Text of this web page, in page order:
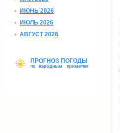
ИЮНЬ 2026
ИЮЛЬ 2026
АВГУСТ 2026
ПРОГНОЗ ПОГОДЫ
по народным приметам